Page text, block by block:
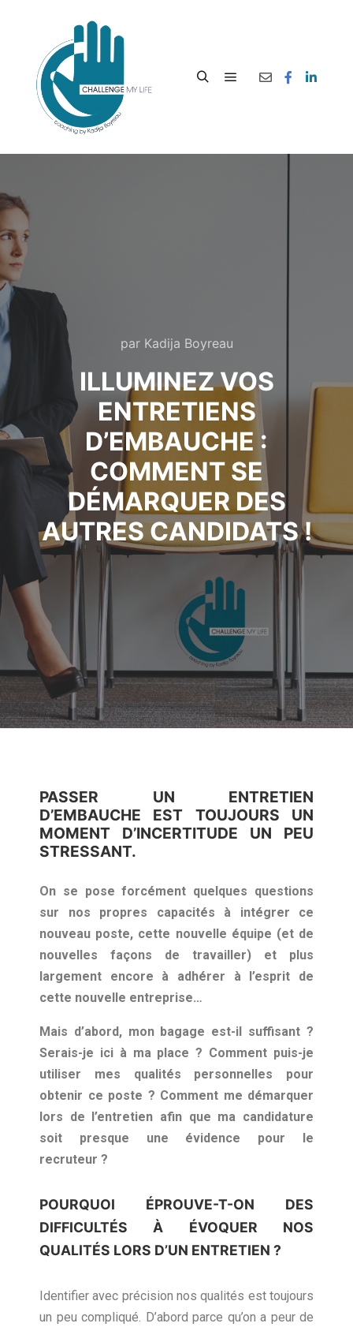
par Kadija Boyreau
ILLUMINEZ VOS
ENTRETIENS
D’EMBAUCHE :
COMMENT SE
DÉMARQUER DES
AUTRES CANDIDATS !
PASSER UN ENTRETIEN
D’EMBAUCHE EST TOUJOURS UN
MOMENT D’INCERTITUDE UN PEU
STRESSANT.
On se pose forcément quelques questions
sur nos propres capacités à intégrer ce
nouveau poste, cette nouvelle équipe (et de
nouvelles façons de travailler) et plus
largement encore à adhérer à l’esprit de
cette nouvelle entreprise…
Mais d’abord, mon bagage est-il suffisant ?
Serais-je ici à ma place ? Comment puis-je
utiliser mes qualités personnelles pour
obtenir ce poste ? Comment me démarquer
lors de l’entretien afin que ma candidature
soit presque une évidence pour le
recruteur ?
POURQUOI ÉPROUVE-T-ON DES
DIFFICULTÉS À ÉVOQUER NOS
QUALITÉS LORS D’UN ENTRETIEN ?
Identifier avec précision nos qualités est toujours
un peu compliqué. D’abord parce qu’on a peur de